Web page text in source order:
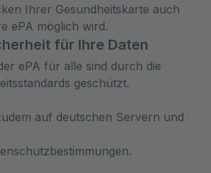
Ihrer Gesundheitskarte auch
ePA möglich wird.
für Ihre Daten
ePA für alle sind durch die
geschützt.
auf deutschen Servern und